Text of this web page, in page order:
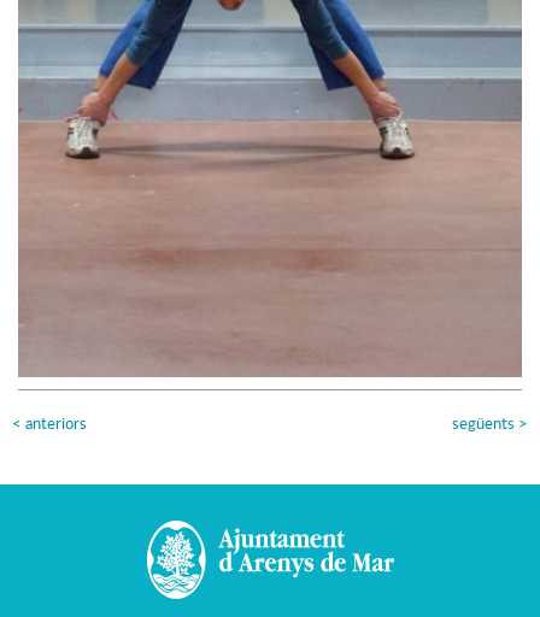
< anteriors següents >